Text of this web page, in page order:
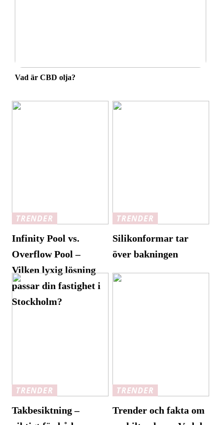
Vad är CBD olja?
TRENDER
Infinity Pool vs.
Overflow Pool –
Vilken lyxig lösning
passar din fastighet i
Stockholm?
TRENDER
Silikonformar tar
över bakningen
TRENDER
Takbesiktning –
TRENDER
Trender och fakta om